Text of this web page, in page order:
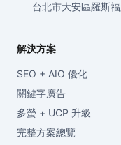
台北市大安區羅斯
解決方案
SEO + AIO 優化
關鍵字廣告
多螢 + UCP 升級
完整方案總覽